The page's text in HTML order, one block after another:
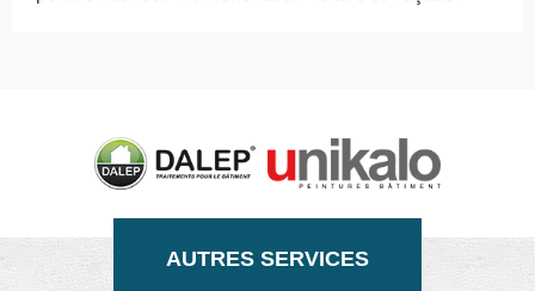
AUTRES SERVICES